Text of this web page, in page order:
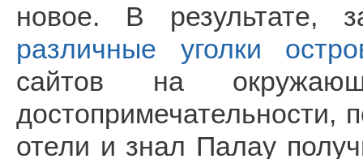
новое. В результате,
различные уголки
сайтов на
достопримечательности,
отели и знал Палау